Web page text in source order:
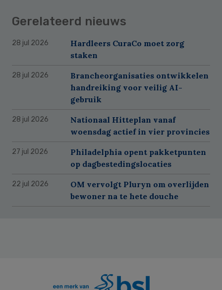
Gerelateerd nieuws
28 jul 2026
Hardleers CuraCo moet zorg
staken
28 jul 2026
Brancheorganisaties ontwikkelen
handreiking voor veilig AI-
gebruik
28 jul 2026
Nationaal Hitteplan vanaf
woensdag actief in vier provincies
27 jul 2026
Philadelphia opent pakketpunten
op dagbestedingslocaties
22 jul 2026
OM vervolgt Pluryn om overlijden
bewoner na te hete douche